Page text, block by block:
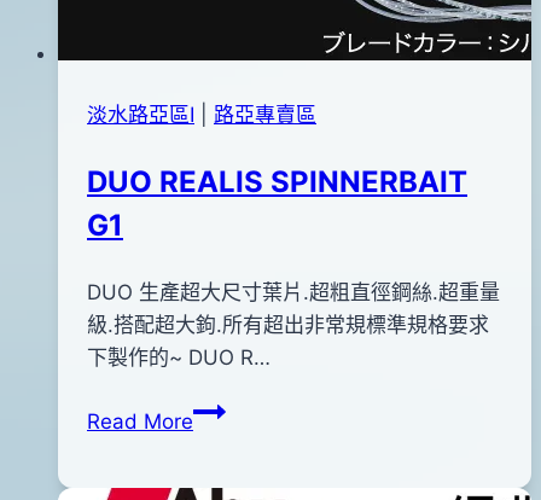
淡水路亞區Ⅰ 路亞專賣區
DUO REALIS SPINNERBAIT
G1
Bybc
pro-
shop
2017
年
06
28
DUO 生產超大尺寸葉片.超粗直徑鋼絲.超重量
級.搭配超大鉤.所有超出非常規標準規格要求
下製作的~ DUO R…
Read MoreDUO